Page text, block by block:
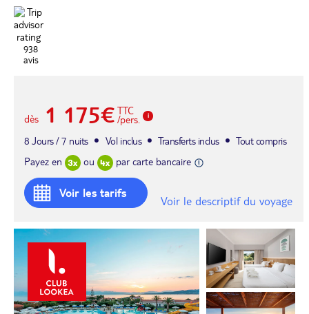
938
avis
dès 1 175€ TTC
/pers.
8 Jours / 7 nuits
Vol inclus Transferts inclus
Tout compris
Payez en
ou par carte bancaire
Voir les tarifs
Voir le descriptif du voyage